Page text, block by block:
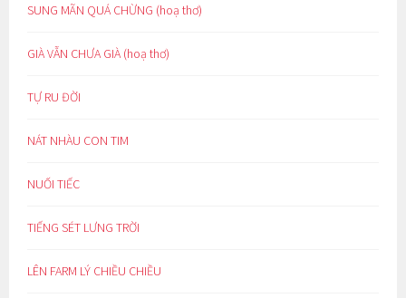
SUNG MÃN QUÁ CHỪNG (hoạ thơ)
GIÀ VẪN CHƯA GIÀ (hoạ thơ)
TỰ RU ĐỜI
NÁT NHÀU CON TIM
NUỐI TIẾC
TIẾNG SÉT LƯNG TRỜI
LÊN FARM LÝ CHIỀU CHIỀU